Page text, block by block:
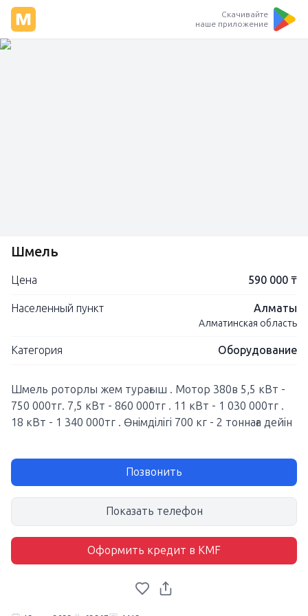
Скачивайте
наше приложение
Шмель
Цена 590 000 ₸
Населенный пункт Алматы
Алматинская область
Категория Оборудование
Шмель роторлы жем турағыш . Мотор 380в 5,5 кВт -
750 000тг. 7,5 кВт - 860 000тг . 11 кВт - 1 030 000тг .
18 кВт - 1 340 000тг . Өнімділігі 700 кг - 2 тоннаға дейін
Позвонить
Показать телефон
Оформить кредит в KMF